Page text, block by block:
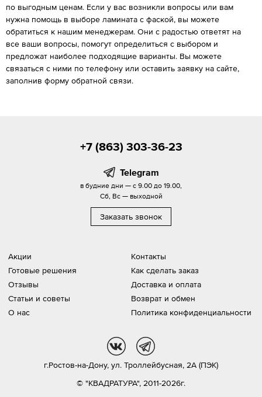
по выгодным ценам. Если у вас возникли вопросы или вам
нужна помощь в выборе ламината с фаской, вы можете
обратиться к нашим менеджерам. Они с радостью ответят на
все ваши вопросы, помогут определиться с выбором и
предложат наиболее подходящие варианты. Вы можете
связаться с ними по телефону или оставить заявку на сайте,
заполнив форму обратной связи.
Акции
Готовые решения
Отзывы
Статьи и советы
О нас
Контакты
Как сделать заказ
Доставка и оплата
Возврат и обмен
Политика конфиденциальности
+7 (863) 303-36-23
Telegram
в будние дни — с 9.00 до 19.00,
Сб, Вс — выходной
Заказать звонок
© "КВАДРАТУРА", 2011-2026г.
г.Ростов-на-Дону, ул. Троллейбусная, 2А (ПЭК)